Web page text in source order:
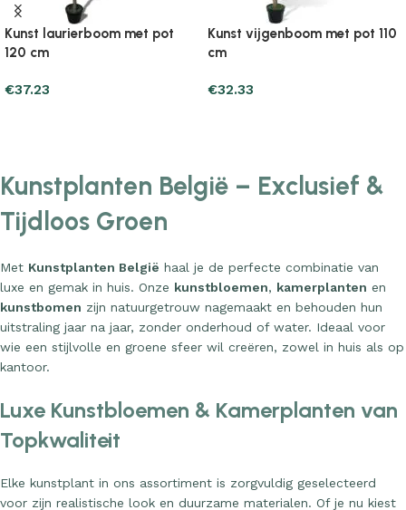
Kunst laurierboom met pot
120 cm
€37.23
Kunst vijgenboom met pot 110
cm
€32.33
Kunstplanten België – Exclusief &
Tijdloos Groen
Met Kunstplanten België haal je de perfecte combinatie van
luxe en gemak in huis. Onze kunstbloemen, kamerplanten en
kunstbomen zijn natuurgetrouw nagemaakt en behouden hun
uitstraling jaar na jaar, zonder onderhoud of water. Ideaal voor
wie een stijlvolle en groene sfeer wil creëren, zowel in huis als op
kantoor.
Luxe Kunstbloemen & Kamerplanten van
Topkwaliteit
Elke kunstplant in ons assortiment is zorgvuldig geselecteerd
voor zijn realistische look en duurzame materialen. Of je nu kiest